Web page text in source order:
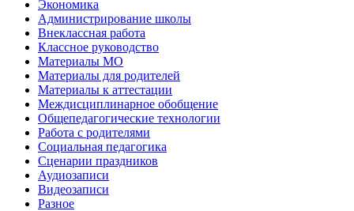
Экономика
Администрирование школы
Внеклассная работа
Классное руководство
Материалы МО
Материалы для родителей
Материалы к аттестации
Междисциплинарное обобщение
Общепедагогические технологии
Работа с родителями
Социальная педагогика
Сценарии праздников
Аудиозаписи
Видеозаписи
Разное